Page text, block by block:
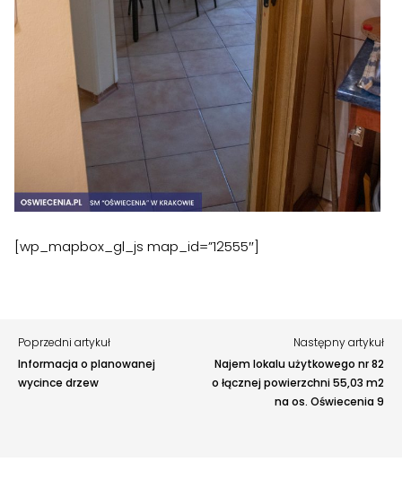
[wp_mapbox_gl_js map_id=”12555″]
Poprzedni artykuł
Informacja o planowanej
wycince drzew
Następny artykuł
Najem lokalu użytkowego nr 82
o łącznej powierzchni 55,03 m2
na os. Oświecenia 9
Zgłoś problem lub uwagę
Twoja opinia pomaga nam ulepszać serwis
Tu możesz zgłosić uwagi do strony internetowej lub
zaproponować ulepszenia.
Awarie w blokachzgłaszaj telefonicznie